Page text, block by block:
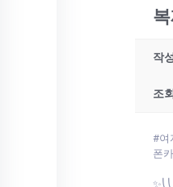
작
조회
#여
폰